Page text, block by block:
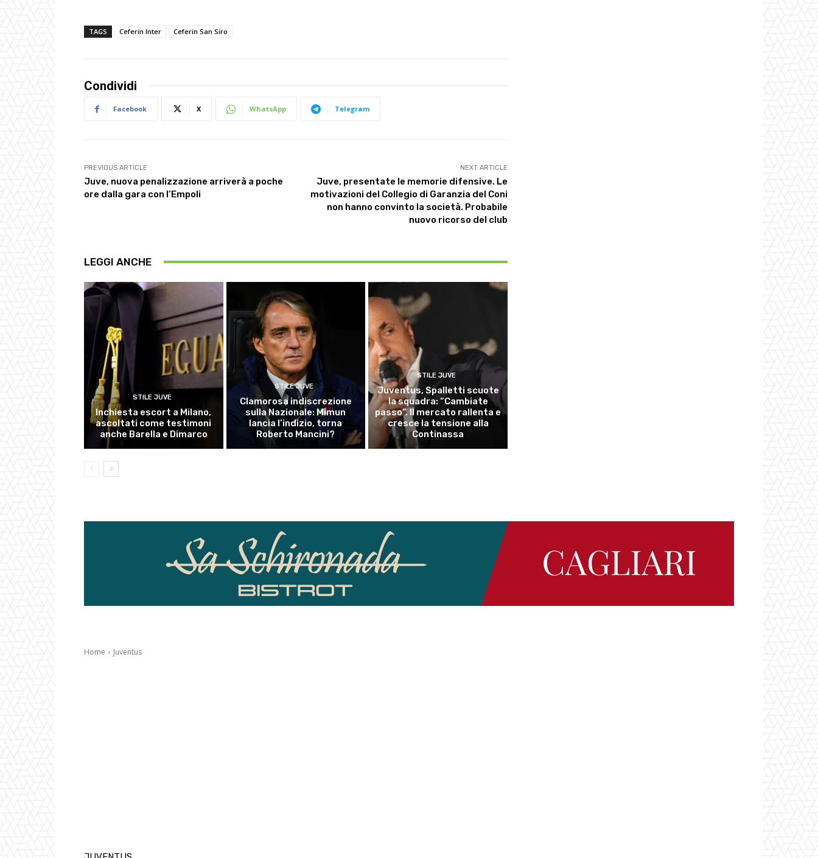
TAGS Ceferin Inter Ceferin San Siro
Condividi
Facebook X WhatsApp Telegram
PREVIOUS ARTICLE
Juve, nuova penalizzazione arriverà a poche
ore dalla gara con l’Empoli
NEXT ARTICLE
Juve, presentate le memorie difensive. Le
motivazioni del Collegio di Garanzia del Coni
non hanno convinto la società. Probabile
nuovo ricorso del club
LEGGI ANCHE
STILE JUVE
Inchiesta escort a Milano,
ascoltati come testimoni
anche Barella e Dimarco
STILE JUVE
Clamorosa indiscrezione
sulla Nazionale: Mimun
lancia l’indizio, torna
Roberto Mancini?
STILE JUVE
Juventus, Spalletti scuote
la squadra: “Cambiate
passo”. Il mercato rallenta e
cresce la tensione alla
Continassa